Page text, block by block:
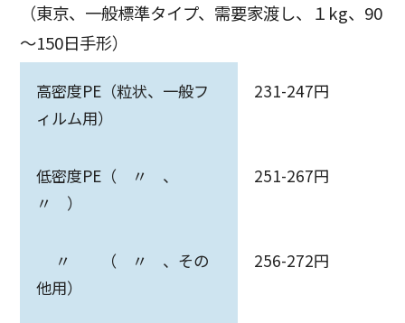
（東京、一般標準タイプ、需要家渡し、１kg、90
～150日手形）
高密度PE（粒状、一般フ
ィルム用）
231-247円
低密度PE（ 〃 、
〃 ）
251-267円
〃 （ 〃 、その
他用）
256-272円